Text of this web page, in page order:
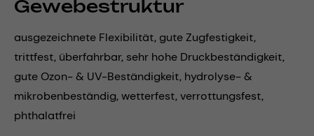
Gewebestruktur
ausgezeichnete Flexibilität, gute Zugfestigkeit,
trittfest, überfahrbar, sehr hohe Druckbeständigkeit,
gute Ozon- & UV-Beständigkeit, hydrolyse- &
mikrobenbeständig, wetterfest, verrottungsfest,
phthalatfrei